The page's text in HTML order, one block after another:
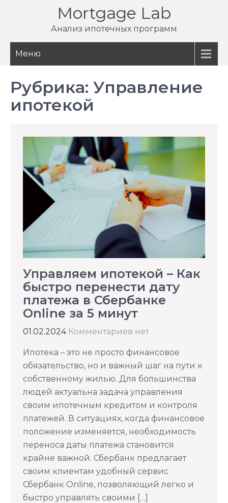
содержимому
Mortgage Lab
Анализ ипотечных программ
Меню
Рубрика: Управление
ипотекой
Управляем ипотекой – Как
быстро перенести дату
платежа в Сбербанке
Online за 5 минут
01.02.2024 Комментариев нет
Ипотека – это не просто финансовое
обязательство, но и важный шаг на пути к
собственному жилью. Для большинства
людей актуальна задача управления
своим ипотечным кредитом и контроля
платежей. В ситуациях, когда финансовое
положение изменяется, необходимость
переноса даты платежа становится
крайне важной. Сбербанк предлагает
своим клиентам удобный сервис
Сбербанк Online, позволяющий легко и
быстро управлять своими […]